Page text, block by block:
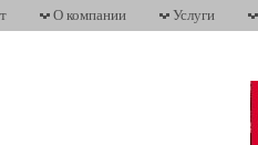
О компании Услуги